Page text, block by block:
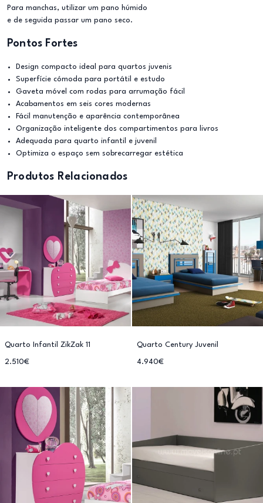
Para manchas, utilizar um pano húmido
e de seguida passar um pano seco.
Pontos Fortes
Design compacto ideal para quartos juvenis
Superfície cómoda para portátil e estudo
Gaveta móvel com rodas para arrumação fácil
Acabamentos em seis cores modernas
Fácil manutenção e aparência contemporânea
Organização inteligente dos compartimentos para livros
Adequada para quarto infantil e juvenil
Optimiza o espaço sem sobrecarregar estética
Produtos Relacionados
Quarto Infantil ZikZak 11
2.510€
Quarto Century Juvenil
4.940€